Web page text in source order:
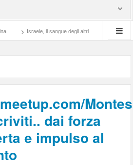
Israele, il sangue degli altri Lotta di classe…
dai forza
e impulso al